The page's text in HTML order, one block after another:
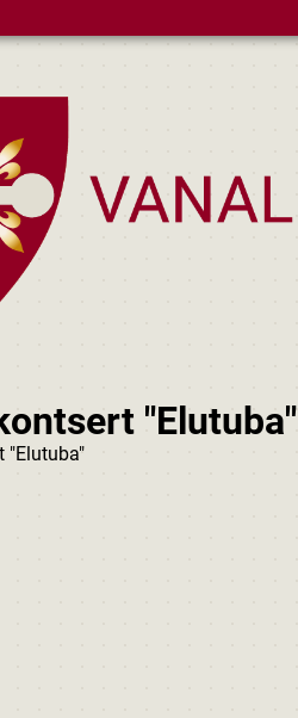
"Elutuba"
"Elutuba"